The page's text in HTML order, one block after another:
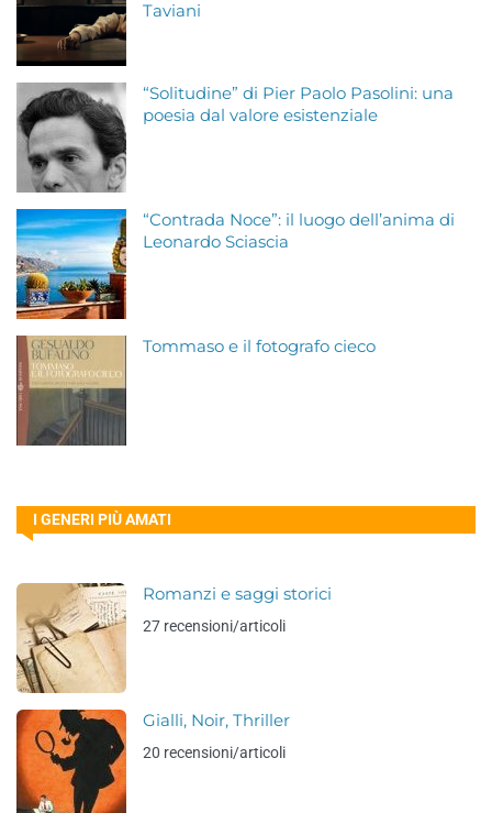
Taviani
“Solitudine” di Pier Paolo Pasolini: una
poesia dal valore esistenziale
“Contrada Noce”: il luogo dell’anima di
Leonardo Sciascia
Tommaso e il fotografo cieco
I GENERI PIÙ AMATI
Romanzi e saggi storici
27 recensioni/articoli
Gialli, Noir, Thriller
20 recensioni/articoli